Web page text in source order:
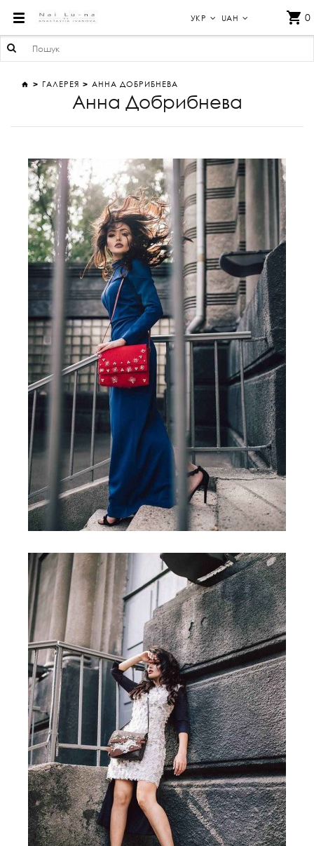
УКР UAH 0
ГАЛЕРЕЯ АННА ДОБРИБНЕВА
Анна Добрибнева
АННА ДОБРИБНЕВА